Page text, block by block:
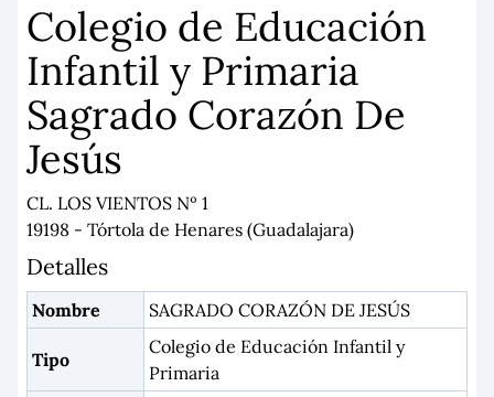
Colegio de Educación
Infantil y Primaria
Sagrado Corazón De
Jesús
CL. LOS VIENTOS Nº 1
19198 - Tórtola de Henares (Guadalajara)
Detalles
Nombre SAGRADO CORAZÓN DE JESÚS
Tipo
Colegio de Educación Infantil y
Primaria